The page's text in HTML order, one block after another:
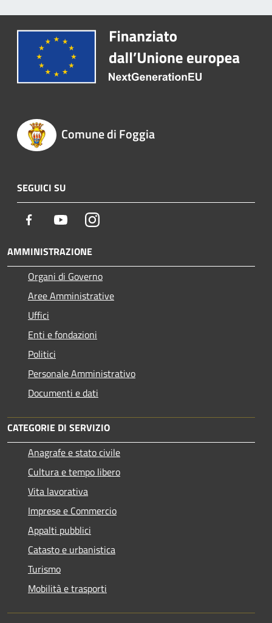
Comune di Foggia
SEGUICI SU
Facebook YoutubeInstagram
AMMINISTRAZIONE
Organi di Governo
Aree Amministrative
Uffici
Enti e fondazioni
Politici
Personale Amministrativo
Documenti e dati
CATEGORIE DI SERVIZIO
Anagrafe e stato civile
Cultura e tempo libero
Vita lavorativa
Imprese e Commercio
Appalti pubblici
Catasto e urbanistica
Turismo
Mobilità e trasporti